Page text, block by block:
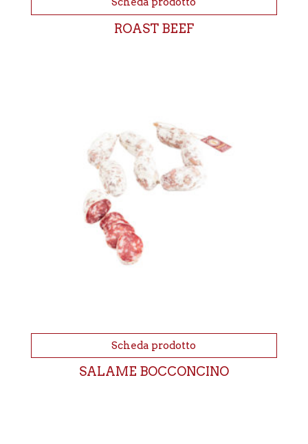
ROAST BEEF
Scheda prodotto
SALAME BOCCONCINO